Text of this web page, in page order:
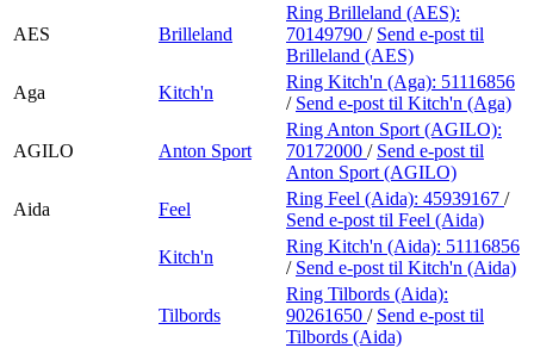
AES Brilleland
Ring Brilleland (AES):
70149790 / Send e-post til
Brilleland (AES)
Aga
Kitch'n
Ring Kitch'n (Aga): 51116856
/ Send e-post til Kitch'n (Aga)
AGILO Anton Sport
Ring Anton Sport (AGILO):
70172000 / Send e-post til
Anton Sport (AGILO)
Aida
Feel
Ring Feel (Aida): 45939167 /
Send e-post til Feel (Aida)
Kitch'n
Ring Kitch'n (Aida): 51116856
/ Send e-post til Kitch'n (Aida)
Tilbords
Ring Tilbords (Aida):
90261650 / Send e-post til
Tilbords (Aida)